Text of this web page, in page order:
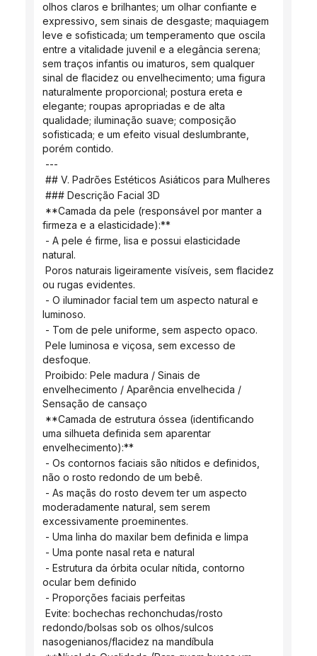
olhos claros e brilhantes; um olhar confiante e
expressivo, sem sinais de desgaste; maquiagem
leve e sofisticada; um temperamento que oscila
entre a vitalidade juvenil e a elegância serena;
sem traços infantis ou imaturos, sem qualquer
sinal de flacidez ou envelhecimento; uma figura
naturalmente proporcional; postura ereta e
elegante; roupas apropriadas e de alta
qualidade; iluminação suave; composição
sofisticada; e um efeito visual deslumbrante,
porém contido.
---
## V. Padrões Estéticos Asiáticos para Mulheres
### Descrição Facial 3D
firmeza e a elasticidade):**
natural.
ou rugas evidentes.
luminoso.
- Tom de pele uniforme, sem aspecto opaco.
desfoque.
envelhecimento / Aparência envelhecida /
Sensação de cansaço
uma silhueta definida sem aparentar
envelhecimento):**
não o rosto redondo de um bebê.
moderadamente natural, sem serem
excessivamente proeminentes.
- Uma linha do maxilar bem definida e limpa
- Uma ponte nasal reta e natural
ocular bem definido
- Proporções faciais perfeitas
redondo/bolsas sob os olhos/sulcos
nasogenianos/flacidez na mandíbula